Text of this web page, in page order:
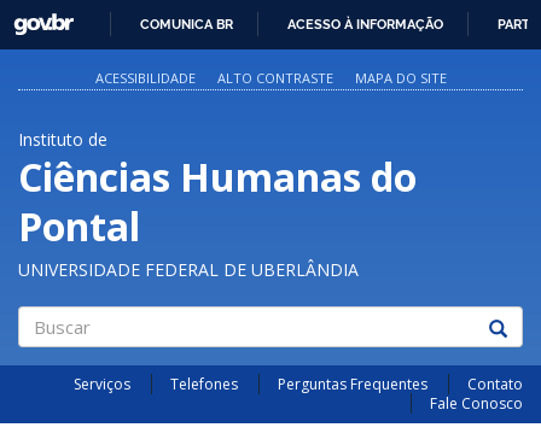
PARA
O
GOVBR
COMUNICA BR ACESSO À INFORMAÇÃO
ACESSIBILIDADE ALTO CONTRASTE MAPA DO SITE
Instituto de
Ciências Humanas do
Pontal
UNIVERSIDADE FEDERAL DE UBERLÂNDIA
Buscar
Serviços Telefones Perguntas Frequentes
Contato
Fale Conosco